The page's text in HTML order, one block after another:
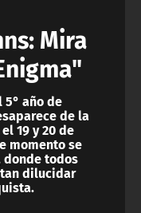
Mira
5° año de
de la
19 y 20 de
momento se
todos
dilucidar